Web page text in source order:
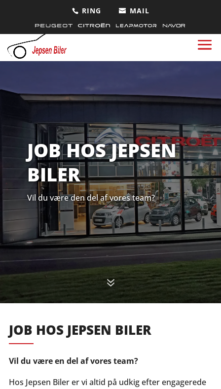
JOB HOS JEPSEN
BILER
Vil du være den del af vores team?
7
JOB HOS JEPSEN BILER
Vil du være en del af vores team?
Hos Jepsen Biler er vi altid på udkig efter engagerede